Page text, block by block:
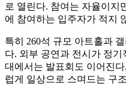
로 열린다. 참여는 자율이지
에 참여하는 입주자가 적지
특히 260석 규모 아트홀과
다. 외부 공연과 전시가 정
대에서는 발표회도 이어진
럽게 일상으로 스며드는 구